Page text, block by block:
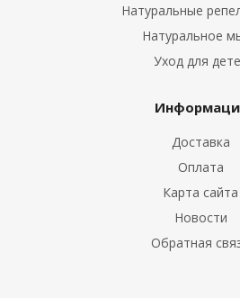
Натуральные
Натуральное
Уход для
Доставка
Оплата
Карта сайта
Новости
Обратная